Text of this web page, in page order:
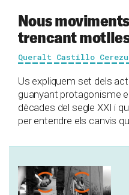
Nous
trencant
Queralt Castillo
Us expliquem set dels
guanyant protagonisme
dècades del segle XXI i
per entendre els canvis